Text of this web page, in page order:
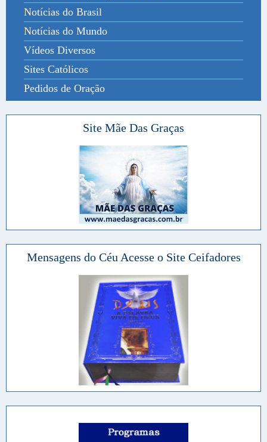
Notícias do Brasil
Notícias do Mundo
Vídeos Diversos
Sites Católicos
Pedidos de Oração
Site Mãe Das Graças
Mensagens do Céu Acesse o Site Ceifadores